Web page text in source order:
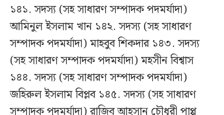
১৪১. সদস্য (সহ সাধারণ সম্পাদক পদমর্যাদা)
আমিনুল ইসলাম খান ১৪২. সদস্য (সহ সাধারণ
সম্পাদক পদমর্যাদা) মাহবুব শিকদার ১৪৩. সদস্য
(সহ সাধারণ সম্পাদক পদমর্যাদা) মহসীন বিশ্বাস
১৪৪. সদস্য (সহ সাধারণ সম্পাদক পদমর্যাদা)
জহিরুল ইসলাম বিপ্লব ১৪৫. সদস্য (সহ সাধারণ